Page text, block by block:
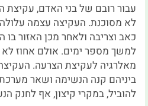
עבור רובם של בני האדם, עקיצת
לא מסוכנת. העקיצה עצמה
כאב וצריבה ולאחר מכן האזור
למשך מספר ימים. אולם אחוז לא
מאלרגיה לעקיצת הצרעה.
ביניהם קנה הנשימה ושאר
להוביל, במקרי קיצון, אף לחנק